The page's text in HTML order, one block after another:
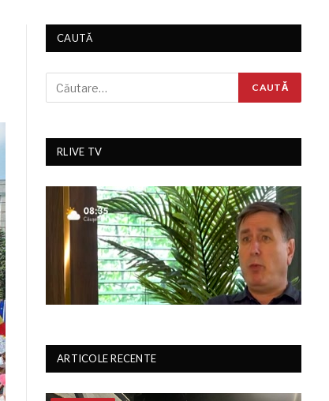
CAUTĂ
RLIVE TV
ARTICOLE RECENTE